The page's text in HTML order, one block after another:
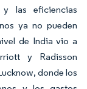
las eficiencias
ya no pueden
de India vio a
y Radisson
donde los